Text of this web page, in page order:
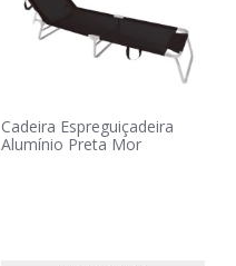
Cadeira Espreguiçadeira
Alumínio Preta Mor